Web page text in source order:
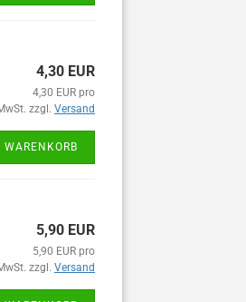
4,30 EUR
4,30 EUR pro
zzgl. Versand
WARENKORB
5,90 EUR
5,90 EUR pro
zzgl. Versand